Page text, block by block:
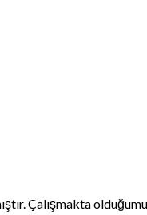
Çalışmakta